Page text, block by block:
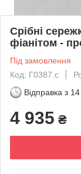
Срібні
фіанітом -
Під замовлення
Код: Г0387.с
Відправка з
4 935 ₴